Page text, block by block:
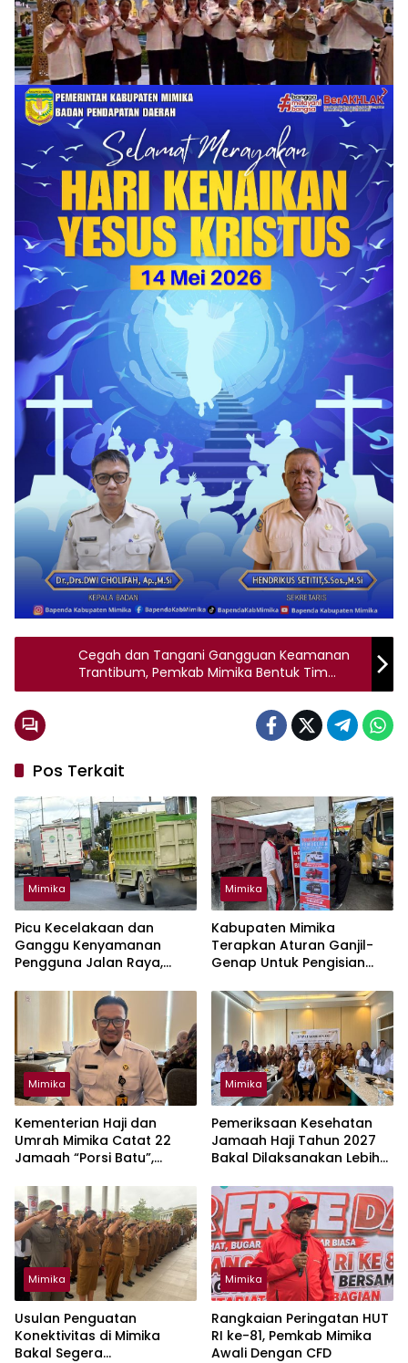
Cegah dan Tangani Gangguan Keamanan
Trantibum, Pemkab Mimika Bentuk Tim
Terpadu
Pos Terkait
Mimika
Picu Kecelakaan dan
Ganggu Kenyamanan
Pengguna Jalan Raya,
Tutup Muatan Pakai Terpal
Mimika
Kabupaten Mimika
Terapkan Aturan Ganjil-
Genap Untuk Pengisian
Mimika
Kementerian Haji dan
Umrah Mimika Catat 22
Jamaah “Porsi Batu”,
Mimika
Pemeriksaan Kesehatan
Jamaah Haji Tahun 2027
Bakal Dilaksanakan Lebih
Mimika
Usulan Penguatan
Konektivitas di Mimika
Bakal Segera
Mimika
Rangkaian Peringatan HUT
RI ke-81, Pemkab Mimika
Awali Dengan CFD